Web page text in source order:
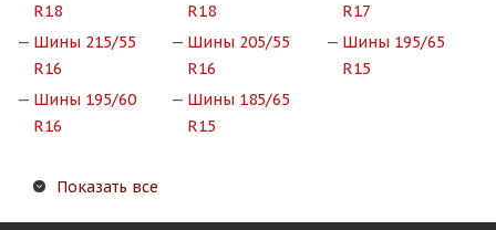
R18
R18
R17
Шины 215/55
R16
Шины 205/55
R16
Шины 195/65
R15
Шины 195/60
R16
Шины 185/65
R15
Показать все